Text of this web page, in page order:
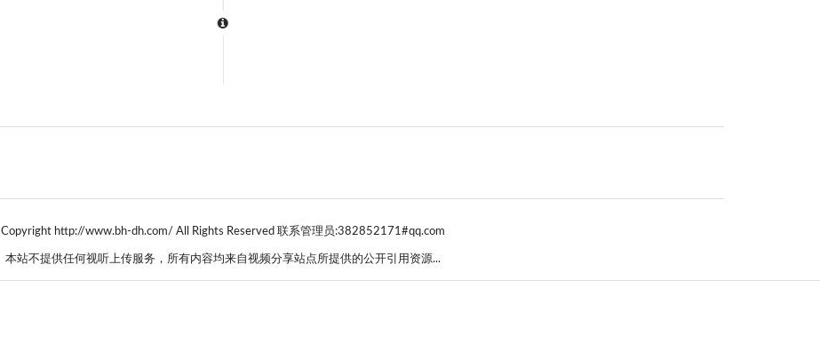
Copyright http://www.bh-dh.com/ All Rights Reserved 联系管理员:382852171#qq.com
本站不提供任何视听上传服务，所有内容均来自视频分享站点所提供的公开引用资源...